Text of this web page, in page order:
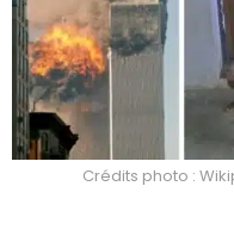
Crédits photo :